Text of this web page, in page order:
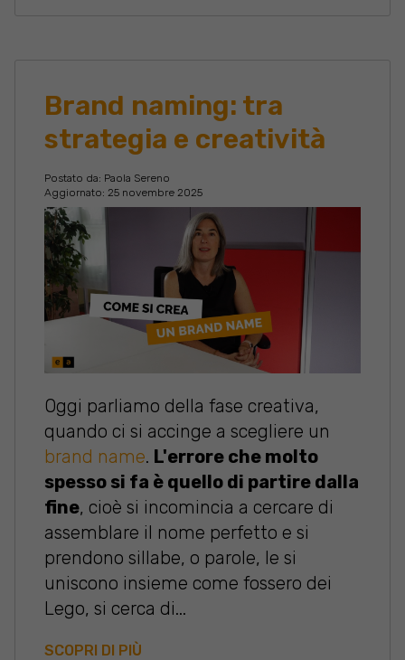
Brand naming: tra
strategia e creatività
Postato da: Paola Sereno
Aggiornato: 25 novembre 2025
Oggi parliamo della fase creativa,
quando ci si accinge a scegliere un
brand name. L'errore che molto
spesso si fa è quello di partire dalla
fine, cioè si incomincia a cercare di
assemblare il nome perfetto e si
prendono sillabe, o parole, le si
uniscono insieme come fossero dei
Lego, si cerca di...
SCOPRI DI PIÙ